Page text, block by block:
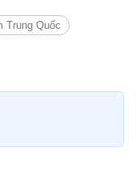
Trung Quốc